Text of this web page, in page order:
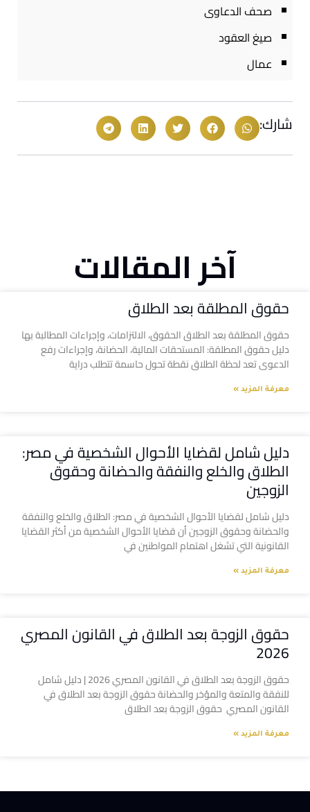
صحف الدعاوى
صيغ العقود
عمال
شارك:
آخر المقالات
حقوق المطلقة بعد الطلاق
حقوق المطلقة بعد الطلاق الحقوق، الالتزامات، وإجراءات المطالبة بها
دليل حقوق المطلقة: المستحقات المالية، الحضانة، وإجراءات رفع
الدعوى تعد لحظة الطلاق نقطة تحول حاسمة تتطلب دراية
معرفة المزيد »
دليل شامل لقضايا الأحوال الشخصية في مصر:
الطلاق والخلع والنفقة والحضانة وحقوق
الزوجين
دليل شامل لقضايا الأحوال الشخصية في مصر: الطلاق والخلع والنفقة
والحضانة وحقوق الزوجين أن قضايا الأحوال الشخصية من أكثر القضايا
القانونية التي تشغل اهتمام المواطنين في
معرفة المزيد »
حقوق الزوجة بعد الطلاق في القانون المصري
2026
حقوق الزوجة بعد الطلاق في القانون المصري 2026 | دليل شامل
للنفقة والمتعة والمؤخر والحضانة حقوق الزوجة بعد الطلاق في
القانون المصري حقوق الزوجة بعد الطلاق
معرفة المزيد »